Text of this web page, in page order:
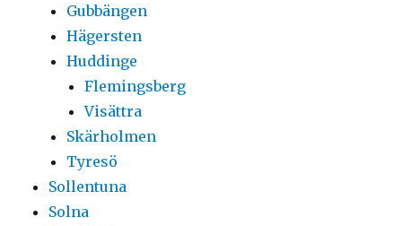
Gubbängen
Hägersten
Huddinge
Flemingsberg
Visättra
Skärholmen
Tyresö
Sollentuna
Solna